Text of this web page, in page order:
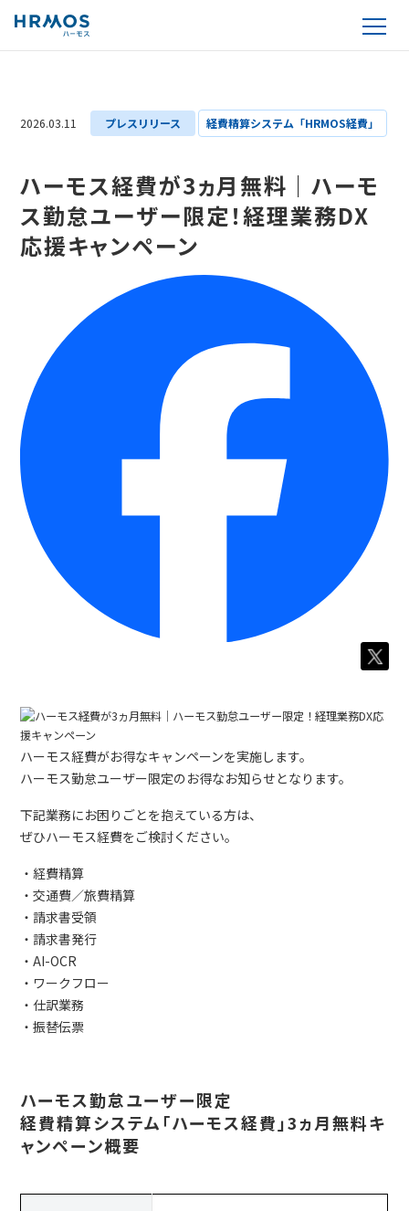
2026.03.11 プレスリリース 経費精算システム「HRMOS経費」
ハーモス経費が3ヵ月無料｜ハーモ
ス勤怠ユーザー限定！経理業務DX
応援キャンペーン
ハーモス経費がお得なキャンペーンを実施します。
ハーモス勤怠ユーザー限定のお得なお知らせとなります。
下記業務にお困りごとを抱えている方は、
ぜひハーモス経費をご検討ください。
・経費精算
・交通費／旅費精算
・請求書受領
・請求書発行
・AI-OCR
・ワークフロー
・仕訳業務
・振替伝票
ハーモス勤怠ユーザー限定
経費精算システム「ハーモス経費」3ヵ月無料キ
ャンペーン概要